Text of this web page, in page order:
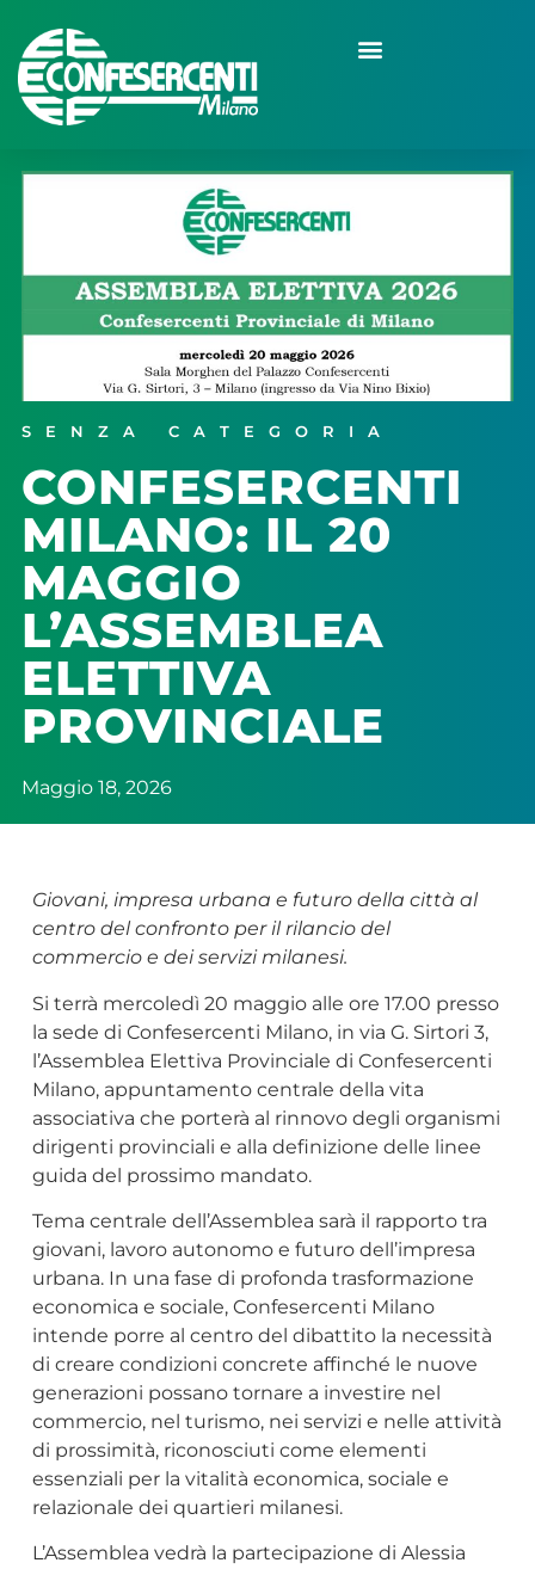
SENZA CATEGORIA
CONFESERCENTI
MILANO: IL 20
MAGGIO
L’ASSEMBLEA
ELETTIVA
PROVINCIALE
Maggio 18, 2026
Giovani, impresa urbana e futuro della città al
centro del confronto per il rilancio del
commercio e dei servizi milanesi.
Si terrà mercoledì 20 maggio alle ore 17.00 presso
la sede di Confesercenti Milano, in via G. Sirtori 3,
l’Assemblea Elettiva Provinciale di Confesercenti
Milano, appuntamento centrale della vita
associativa che porterà al rinnovo degli organismi
dirigenti provinciali e alla definizione delle linee
guida del prossimo mandato.
Tema centrale dell’Assemblea sarà il rapporto tra
giovani, lavoro autonomo e futuro dell’impresa
urbana. In una fase di profonda trasformazione
economica e sociale, Confesercenti Milano
intende porre al centro del dibattito la necessità
di creare condizioni concrete affinché le nuove
generazioni possano tornare a investire nel
commercio, nel turismo, nei servizi e nelle attività
di prossimità, riconosciuti come elementi
essenziali per la vitalità economica, sociale e
relazionale dei quartieri milanesi.
L’Assemblea vedrà la partecipazione di Alessia